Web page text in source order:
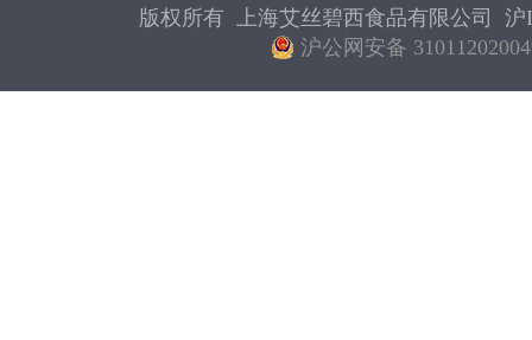
版权所有 上海艾丝碧西食品有限公司 沪
沪公网安备